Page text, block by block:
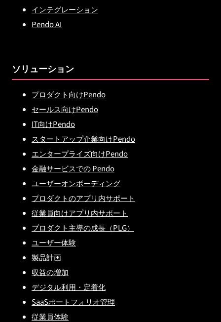
インテグレーション
Pendo AI
ソリューション
プロダクト向けPendo
セールス向けPendo
IT向けPendo
スタートアップ企業向けPendo
エンタープライズ向けPendo
金融サービスでの Pendo
ユーザーオンボーディング
プロダクトのアプリ内サポート
従業員向けアプリ内サポート
プロダクト主導の成長（PLG）
ユーザー体験
製品計画
収益の増加
デジタル利用・定着化
SaaSポートフォリオ管理
従業員体験